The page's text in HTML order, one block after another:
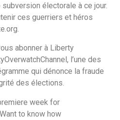
électorale à ce jour.
ces guerriers et héros
abonner à Liberty
l’une des
qui dénonce la fraude
des élections.
week for
to know how